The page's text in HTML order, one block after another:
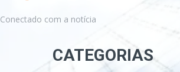
Conectado com a notícia
CATEGORIAS